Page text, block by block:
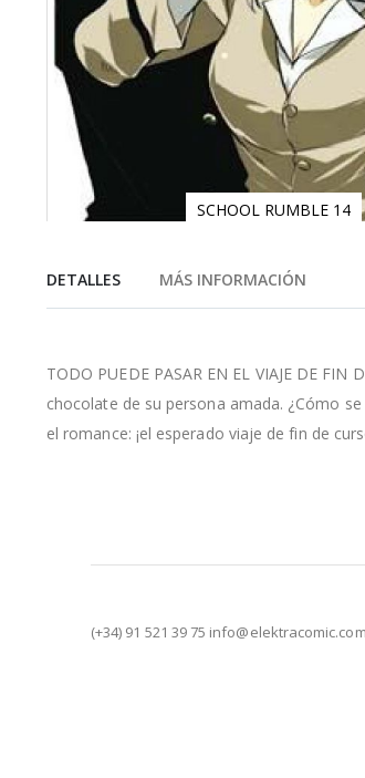
SCHOOL RUMBLE 14
comienzo
la
imágenes
DETALLES
TODO PUEDE PASAR EN EL VIAJE DE
chocolate de su persona amada. ¿Cómo
el romance: ¡el esperado viaje de fin de
MÁS INFORMACIÓN
(+34) 91 521 39 75 info@elektracomic.com